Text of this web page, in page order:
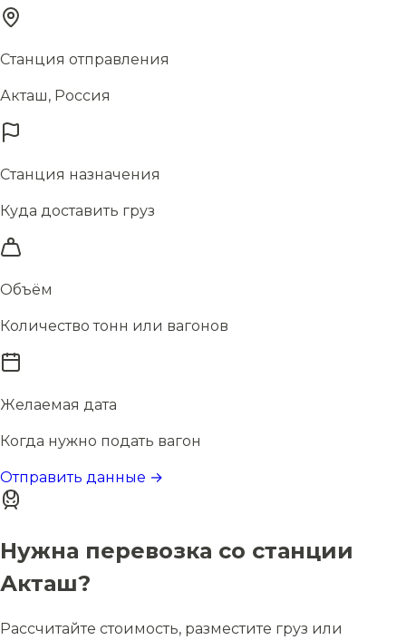
Станция отправления
Акташ, Россия
Станция назначения
Куда доставить груз
Объём
Количество тонн или вагонов
Желаемая дата
Когда нужно подать вагон
Отправить данные →
Нужна перевозка со станции
Акташ?
Рассчитайте стоимость, разместите груз или